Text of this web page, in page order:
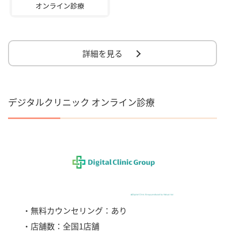
詳細を見る
デジタルクリニック オンライン診療
・無料カウンセリング：あり
・店舗数：全国1店舗